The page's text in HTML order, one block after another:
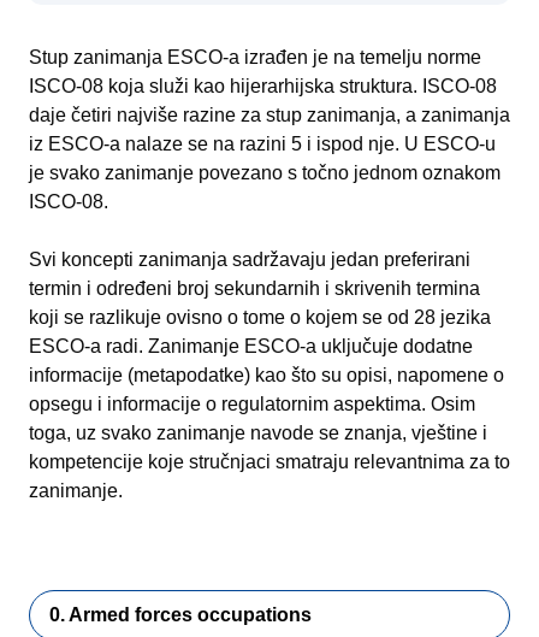
Stup zanimanja ESCO-a izrađen je na temelju norme
ISCO-08 koja služi kao hijerarhijska struktura. ISCO-08
daje četiri najviše razine za stup zanimanja, a zanimanja
iz ESCO-a nalaze se na razini 5 i ispod nje. U ESCO-u
je svako zanimanje povezano s točno jednom oznakom
ISCO-08.
Svi koncepti zanimanja sadržavaju jedan preferirani
termin i određeni broj sekundarnih i skrivenih termina
koji se razlikuje ovisno o tome o kojem se od 28 jezika
ESCO-a radi. Zanimanje ESCO-a uključuje dodatne
informacije (metapodatke) kao što su opisi, napomene o
opsegu i informacije o regulatornim aspektima. Osim
toga, uz svako zanimanje navode se znanja, vještine i
kompetencije koje stručnjaci smatraju relevantnima za to
zanimanje.
0. Armed forces occupations